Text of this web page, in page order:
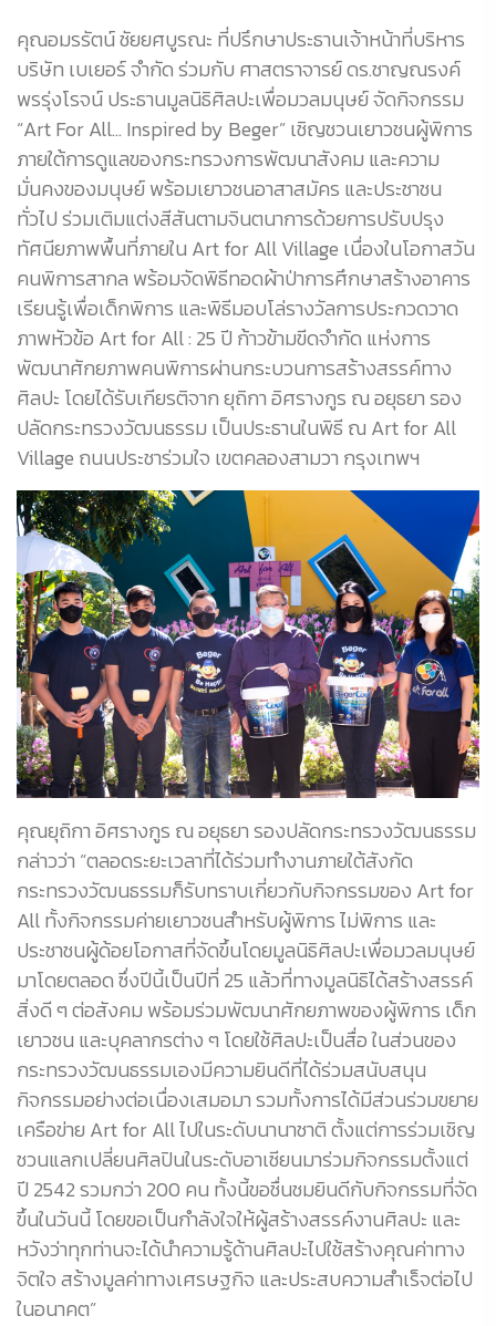
คุณอมรรัตน์ ชัยยศบูรณะ ที่ปรึกษาประธานเจ้าหน้าที่บริหาร
บริษัท เบเยอร์ จำกัด ร่วมกับ ศาสตราจารย์ ดร.ชาญณรงค์
พรรุ่งโรจน์ ประธานมูลนิธิศิลปะเพื่อมวลมนุษย์ จัดกิจกรรม
“Art For All… Inspired by Beger” เชิญชวนเยาวชนผู้พิการ
ภายใต้การดูแลของกระทรวงการพัฒนาสังคม และความ
มั่นคงของมนุษย์ พร้อมเยาวชนอาสาสมัคร และประชาชน
ทั่วไป ร่วมเติมแต่งสีสันตามจินตนาการด้วยการปรับปรุง
ทัศนียภาพพื้นที่ภายใน Art for All Village เนื่องในโอกาสวัน
คนพิการสากล พร้อมจัดพิธีทอดผ้าป่าการศึกษาสร้างอาคาร
เรียนรู้เพื่อเด็กพิการ และพิธีมอบโล่รางวัลการประกวดวาด
ภาพหัวข้อ Art for All : 25 ปี ก้าวข้ามขีดจำกัด แห่งการ
พัฒนาศักยภาพคนพิการผ่านกระบวนการสร้างสรรค์ทาง
ศิลปะ โดยได้รับเกียรติจาก ยุถิกา อิศรางกูร ณ อยุธยา รอง
ปลัดกระทรวงวัฒนธรรม เป็นประธานในพิธี ณ Art for All
Village ถนนประชาร่วมใจ เขตคลองสามวา กรุงเทพฯ
คุณยุถิกา อิศรางกูร ณ อยุธยา รองปลัดกระทรวงวัฒนธรรม
กล่าวว่า “ตลอดระยะเวลาที่ได้ร่วมทำงานภายใต้สังกัด
กระทรวงวัฒนธรรมก็รับทราบเกี่ยวกับกิจกรรมของ Art for
All ทั้งกิจกรรมค่ายเยาวชนสำหรับผู้พิการ ไม่พิการ และ
ประชาชนผู้ด้อยโอกาสที่จัดขึ้นโดยมูลนิธิศิลปะเพื่อมวลมนุษย์
มาโดยตลอด ซึ่งปีนี้เป็นปีที่ 25 แล้วที่ทางมูลนิธิได้สร้างสรรค์
สิ่งดี ๆ ต่อสังคม พร้อมร่วมพัฒนาศักยภาพของผู้พิการ เด็ก
เยาวชน และบุคลากรต่าง ๆ โดยใช้ศิลปะเป็นสื่อ ในส่วนของ
กระทรวงวัฒนธรรมเองมีความยินดีที่ได้ร่วมสนับสนุน
กิจกรรมอย่างต่อเนื่องเสมอมา รวมทั้งการได้มีส่วนร่วมขยาย
เครือข่าย Art for All ไปในระดับนานาชาติ ตั้งแต่การร่วมเชิญ
ชวนแลกเปลี่ยนศิลปินในระดับอาเซียนมาร่วมกิจกรรมตั้งแต่
ปี 2542 รวมกว่า 200 คน ทั้งนี้ขอชื่นชมยินดีกับกิจกรรมที่จัด
ขึ้นในวันนี้ โดยขอเป็นกำลังใจให้ผู้สร้างสรรค์งานศิลปะ และ
หวังว่าทุกท่านจะได้นำความรู้ด้านศิลปะไปใช้สร้างคุณค่าทาง
จิตใจ สร้างมูลค่าทางเศรษฐกิจ และประสบความสำเร็จต่อไป
ในอนาคต”